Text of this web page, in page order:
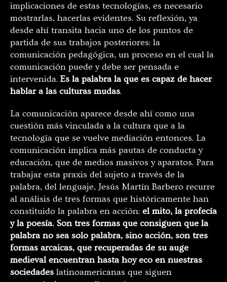
implicaciones de estas tecnologías, es necesario
mostrarlas, hacerlas evidentes. Su reflexión, ya
desde ahí transita hacia uno de los puntos de
partida de sus trabajos posteriores: la
comunicación pedagógica, un proceso en el cual la
comunicación puede y debe ser pensada e
intervenida. Es la palabra la que es capaz de hacer
hablar a las culturas mudas.
La comunicación aparece desde ahí como una
cuestión más vinculada a la cultura que a la
tecnología que se vuelve mediación entonces. La
comunicación implica más pautas de conducta y
educación, que de medios masivos y aparatos. Para
trabajar esta praxis del sujeto a través de la
palabra, del lenguaje, Jesús Martín Barbero recurre
al análisis de tres formas que históricamente han
constituido la palabra en acción: el mito, la profecía
y la poesía. Son tres formas que consiguen que la
palabra no sea solo palabra, sino acción, son tres
formas arcaicas, que recuperadas de su auge
medieval encuentran hasta hoy eco en nuestras
sociedades latinoamericanas que siguen